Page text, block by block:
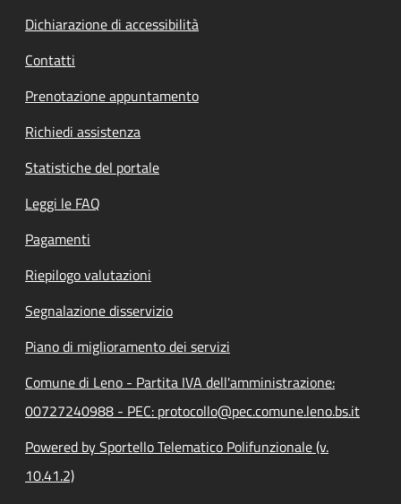
Dichiarazione di accessibilità
Contatti
Prenotazione appuntamento
Richiedi assistenza
Statistiche del portale
Leggi le FAQ
Pagamenti
Riepilogo valutazioni
Segnalazione disservizio
Piano di miglioramento dei servizi
Comune di Leno - Partita IVA dell'amministrazione:
00727240988 - PEC: protocollo@pec.comune.leno.bs.it
Powered by Sportello Telematico Polifunzionale (v.
10.41.2)